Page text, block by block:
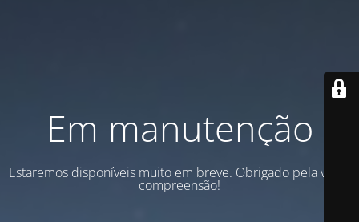
Em manutenção
Estaremos disponíveis muito em breve. Obrigado pela vossa
compreensão!